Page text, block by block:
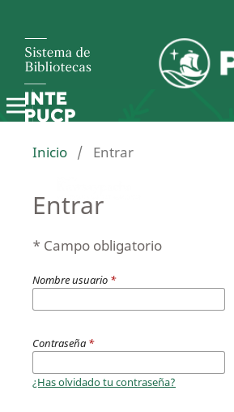
Inicio / Entrar
Entrar
* Campo obligatorio
Nombre usuario *
Contraseña *
¿Has olvidado tu contraseña?